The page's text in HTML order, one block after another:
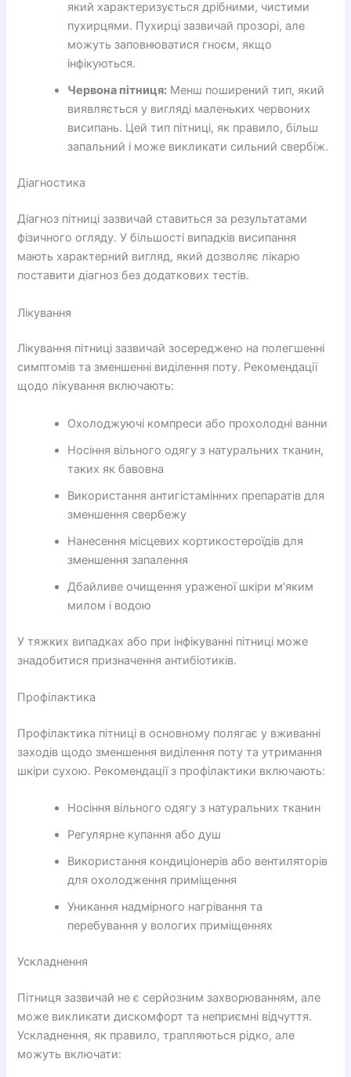
який характеризується дрібними, чистими
пухирцями. Пухирці зазвичай прозорі, але
можуть заповнюватися гноєм, якщо
інфікуються.
Червона пітниця: Менш поширений тип, який
виявляється у вигляді маленьких червоних
висипань. Цей тип пітниці, як правило, більш
запальний і може викликати сильний свербіж.
Діагностика
Діагноз пітниці зазвичай ставиться за результатами
фізичного огляду. У більшості випадків висипання
мають характерний вигляд, який дозволяє лікарю
поставити діагноз без додаткових тестів.
Лікування
Лікування пітниці зазвичай зосереджено на полегшенні
симптомів та зменшенні виділення поту. Рекомендації
щодо лікування включають:
Охолоджуючі компреси або прохолодні ванни
Носіння вільного одягу з натуральних тканин,
таких як бавовна
Використання антигістамінних препаратів для
зменшення свербежу
Нанесення місцевих кортикостероїдів для
зменшення запалення
Дбайливе очищення ураженої шкіри м'яким
милом і водою
У тяжких випадках або при інфікуванні пітниці може
знадобитися призначення антибіотиків.
Профілактика
Профілактика пітниці в основному полягає у вживанні
заходів щодо зменшення виділення поту та утримання
шкіри сухою. Рекомендації з профілактики включають:
Носіння вільного одягу з натуральних тканин
Регулярне купання або душ
Використання кондиціонерів або вентиляторів
для охолодження приміщення
Уникання надмірного нагрівання та
перебування у вологих приміщеннях
Ускладнення
Пітниця зазвичай не є серйозним захворюванням, але
може викликати дискомфорт та неприємні відчуття.
Ускладнення, як правило, трапляються рідко, але
можуть включати: